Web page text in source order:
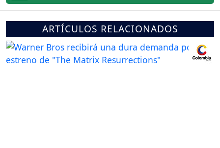
ARTÍCULOS RELACIONADOS